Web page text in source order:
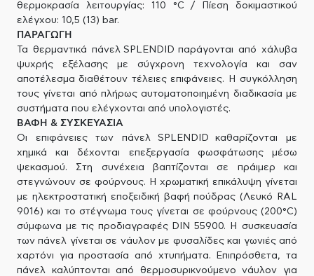
θερμοκρασία λειτουργίας: 110 °C / Πίεση δοκιμαστικού
ελέγχου: 10,5 (13) bar.
ΠΑΡΑΓΩΓΗ
Τα θερμαντικά πάνελ SPLENDID παράγονται από χάλυβα
ψυχρής εξέλασης με σύγχρονη τεχνολογία και σαν
αποτέλεσμα διαθέτουν τέλειες επιφάνειες. Η συγκόλληση
τους γίνεται από πλήρως αυτοματοποιημένη διαδικασία με
συστήματα που ελέγχονται από υπολογιστές.
ΒΑΦΗ & ΣΥΣΚΕΥΑΣΙΑ
Οι επιφάνειες των πάνελ SPLENDID καθαρίζονται με
χημικά και δέχονται επεξεργασία φωσφάτωσης μέσω
ψεκασμού. Στη συνέχεια βαπτίζονται σε πράιμερ και
στεγνώνουν σε φούρνους. Η χρωματική επικάλυψη γίνεται
με ηλεκτροστατική εποξειδική βαφή πούδρας (Λευκό RAL
9016) και το στέγνωμα τους γίνεται σε φούρνους (200°C)
σύμφωνα με τις προδιαγραφές DIN 55900. Η συσκευασία
των πάνελ γίνεται σε νάυλον με φυσαλίδες και γωνιές από
χαρτόνι για προστασία από χτυπήματα. Επιπρόσθετα, τα
πάνελ καλύπτονται από θερμοσυρικνούμενο νάυλον για